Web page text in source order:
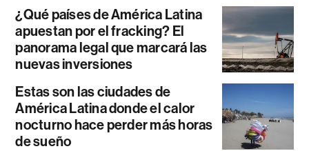
¿Qué países de América Latina
apuestan por el fracking? El
panorama legal que marcará las
nuevas inversiones
Estas son las ciudades de
América Latina donde el calor
nocturno hace perder más horas
de sueño